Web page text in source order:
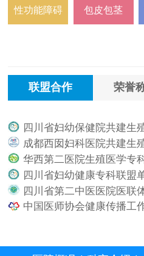
性功能障碍 包皮包茎
联盟合作 荣誉
四川省妇幼保健院共建生
成都西囡妇科医院共建生
华西第二医院生殖医学专
四川省妇幼健康专科联盟
四川省第二中医医院医联
中国医师协会健康传播工